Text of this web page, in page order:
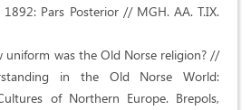
Pars Posterior // MGH. AA. T.IX.
uniform was the Old Norse religion? //
in the Old Norse World:
of Northern Europe. Brepols,